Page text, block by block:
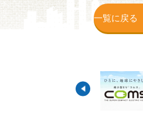
一覧に戻る